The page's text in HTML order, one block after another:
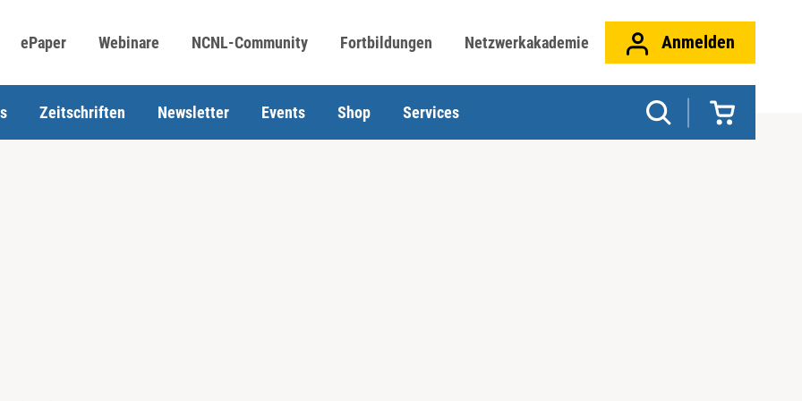
ePaper Webinare NCNL-Community Fortbildungen Netzwerkakademie Anmelden
Zeitschriften Newsletter Events Shop Services